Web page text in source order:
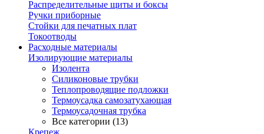
Распределительные щиты и боксы
Ручки приборные
Стойки для печатных плат
Токоотводы
Расходные материалы
Изолирующие материалы
Изолента
Силиконовые трубки
Теплопроводящие подложки
Термоусадка самозатухающая
Термоусадочная трубка
Все категории (13)
Крепеж